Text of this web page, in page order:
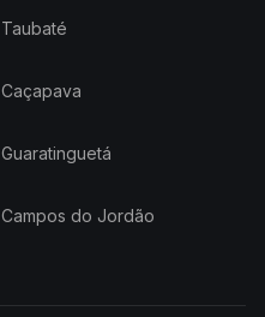
Taubaté
Caçapava
Guaratinguetá
Campos do Jordão